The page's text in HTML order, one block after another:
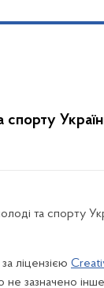
спорту
та спорту
ліцензією
не зазначено інше